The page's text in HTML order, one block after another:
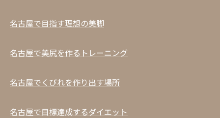
名古屋で目指す理想の美脚
名古屋で美尻を作るトレーニング
名古屋でくびれを作り出す場所
名古屋で目標達成するダイエット